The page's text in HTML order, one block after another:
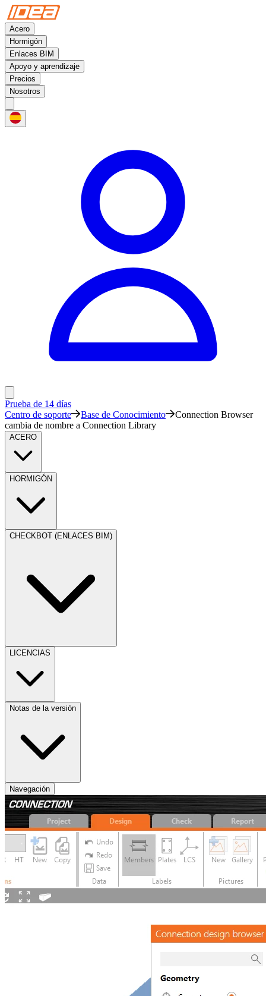
Acero
Hormigón
Enlaces BIM
Apoyo y aprendizaje
Precios
Nosotros
Prueba de 14 días
Centro de soporte
Base de Conocimiento
Connection Browser
cambia de nombre a Connection Library
ACERO
HORMIGÓN
CHECKBOT (ENLACES BIM)
LICENCIAS
Notas de la versión
Navegación